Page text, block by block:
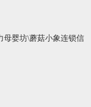
母婴坊\蘑菇小象连锁信